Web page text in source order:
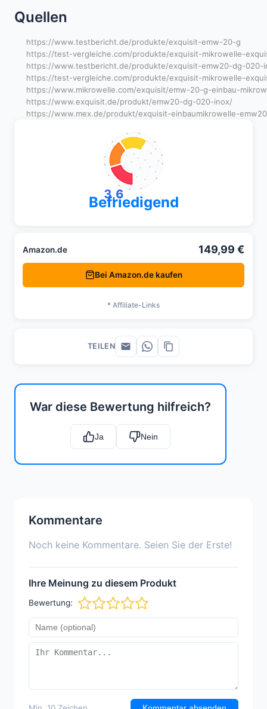
Quellen
https://www.testbericht.de/produkte/exquisit-emw-20-g
https://test-vergleiche.com/produkte/exquisit-mikrowelle-
https://www.testbericht.de/produkte/exquisit-emw20-dg-020-
https://test-vergleiche.com/produkte/exquisit-mikrowelle-
https://www.mikrowelle.com/exquisit/emw-20-g-einbau-
https://www.exquisit.de/produkt/emw20-dg-020-inox/
https://www.mex.de/produkt/exquisit-einbaumikrowelle-
War diese Bewertung hilfreich?
Ja Nein
Kommentare
Noch keine Kommentare. Seien Sie der Erste!
Ihre Meinung zu diesem Produkt
Bewertung:
3,6
Befriedigend
Amazon.de 149,99 €
Bei Amazon.de kaufen
* Affiliate-Links
TEILEN